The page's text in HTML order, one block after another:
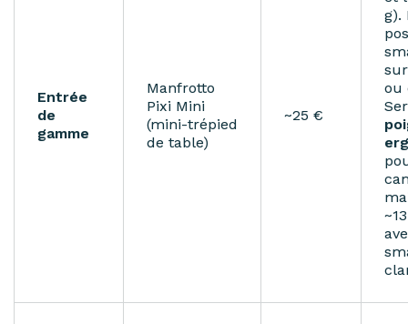
Entrée
de
gamme
Manfrotto
Pixi Mini
(mini-trépied
de table)
~25 €
g).
ou